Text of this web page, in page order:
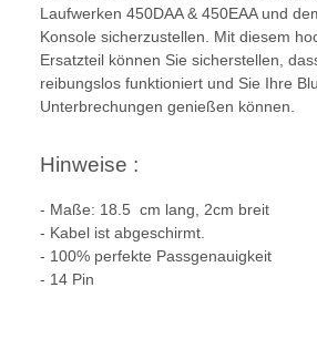
Laufwerken 450DAA & 450EAA und
Konsole sicherzustellen. Mit diesem
Ersatzteil können Sie sicherstellen,
reibungslos funktioniert und Sie Ihre
Unterbrechungen genießen können.
Hinweise :
- Maße: 18.5 cm lang, 2cm breit
- Kabel ist abgeschirmt.
- 100% perfekte Passgenauigkeit
- 14 Pin